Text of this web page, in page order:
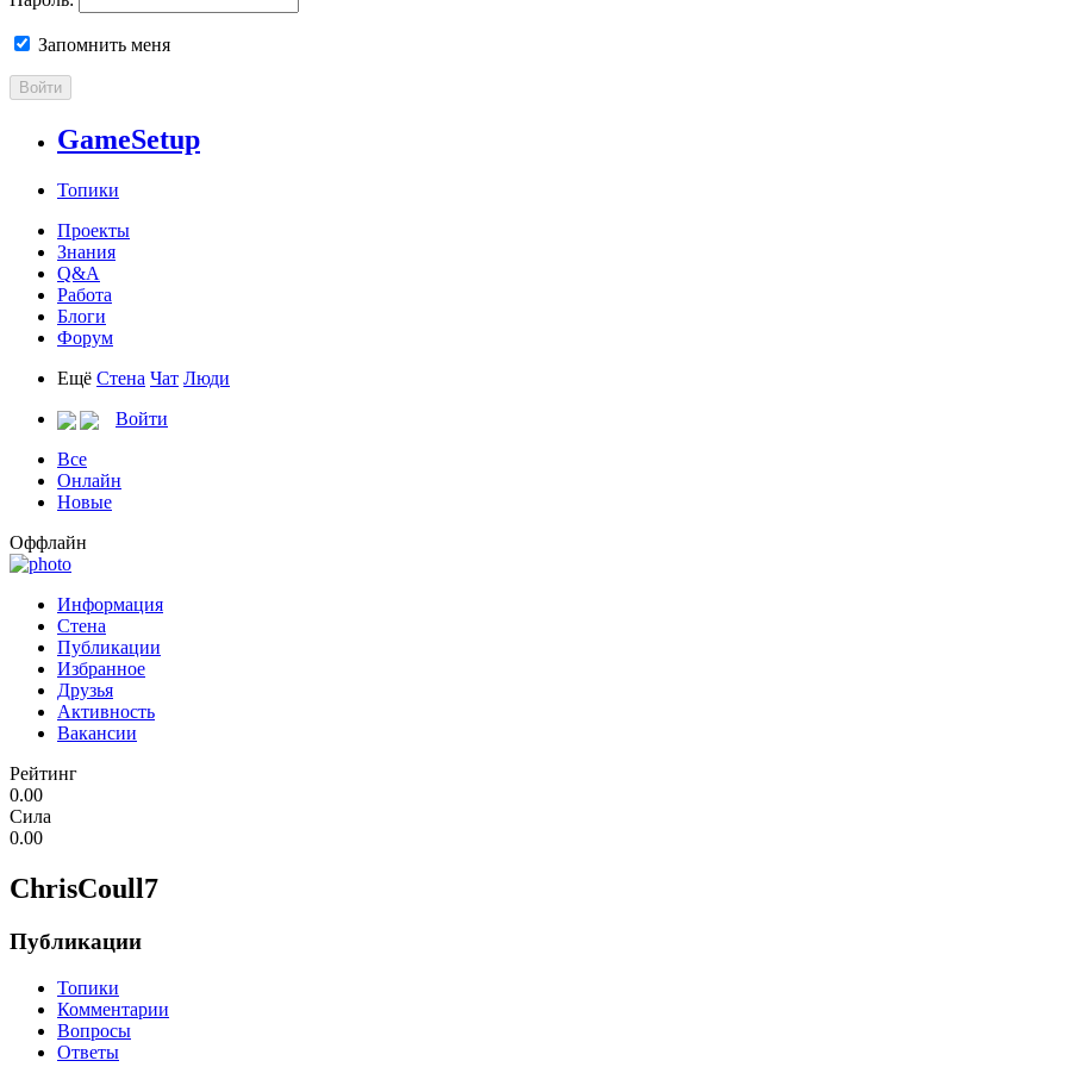
Запомнить меня
Войти
GameSetup
Топики
Проекты
Знания
Q&A
Работа
Блоги
Форум
Ещё Стена Чат Люди
Войти
Все
Онлайн
Новые
Оффлайн
Информация
Стена
Публикации
Избранное
Друзья
Активность
Вакансии
Рейтинг
0.00
Сила
0.00
ChrisCoull7
Публикации
Топики
Комментарии
Вопросы
Ответы